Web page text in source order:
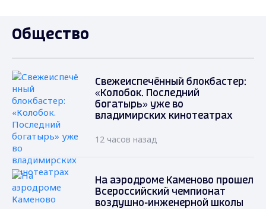
Общество
Свежеиспечённый блокбастер:
«Колобок. Последний
богатырь» уже во
владимирских кинотеатрах
12 часов назад
На аэродроме Каменово прошел
Всероссийский чемпионат
воздушно-инженерной школы